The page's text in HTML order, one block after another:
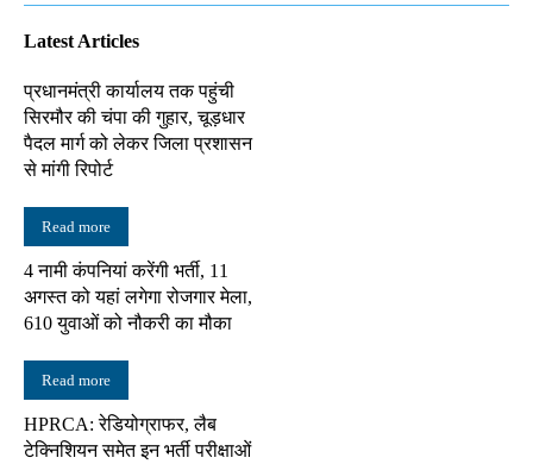
Latest Articles
प्रधानमंत्री कार्यालय तक पहुंची
सिरमौर की चंपा की गुहार, चूड़धार
पैदल मार्ग को लेकर जिला प्रशासन
से मांगी रिपोर्ट
Read more
4 नामी कंपनियां करेंगी भर्ती, 11
अगस्त को यहां लगेगा रोजगार मेला,
610 युवाओं को नौकरी का मौका
Read more
HPRCA: रेडियोग्राफर, लैब
टेक्निशियन समेत इन भर्ती परीक्षाओं